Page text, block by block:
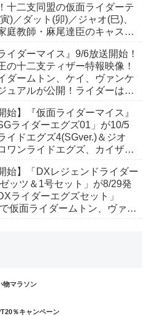
十二支同盟の仮面ライダーテ
)／ダット(卯)／ジャオ(巳)、
庭教師・麻尾達臣のキャスト
！イダーマイス』9/6放送開始！
の十二支ティザー特報映像！
ダームトン、ケイ、ヴァンケ
ュアルが公開！ライダーは子
始】『仮面ライダーマイス』
ライダーエグズ01」が10/5
イドエグズ4(SGver.)＆ジオ
ワンライドエグズ、カイザ、
始】「DXレジェンドライダー
ッツ＆1号セット」が8/29発
ライダーエグズセット」
仮面ライダームトン、ヴァン
物マラソン
％キャンペーン